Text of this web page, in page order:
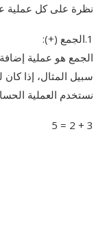
نظرة على كل عملية
1.الجمع (+):
الجمع هو عملية
نستخدم العملية
3 + 2 = 5